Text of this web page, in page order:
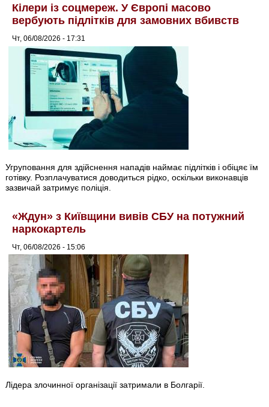
Кілери із соцмереж. У Європі масово
вербують підлітків для замовних вбивств
Чт, 06/08/2026 - 17:31
Угруповання для здійснення нападів наймає підлітків і обіцяє їм
готівку. Розплачуватися доводиться рідко, оскільки виконавців
зазвичай затримує поліція.
«Ждун» з Київщини вивів СБУ на потужний
наркокартель
Чт, 06/08/2026 - 15:06
Лідера злочинної організації затримали в Болгарії.